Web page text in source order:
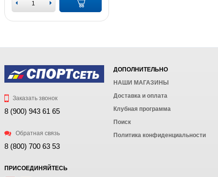
Заказать звонок
8 (900) 943 61 65
Обратная связь
8 (800) 700 63 53
ДОПОЛНИТЕЛЬНО
НАШИ МАГАЗИНЫ
Доставка и оплата
Клубная программа
Поиск
Политика конфиденциальности
ПРИСОЕДИНЯЙТЕСЬ